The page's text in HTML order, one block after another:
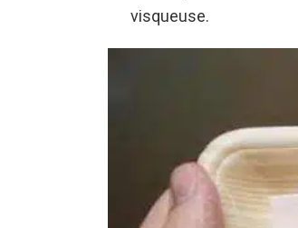
visqueuse.